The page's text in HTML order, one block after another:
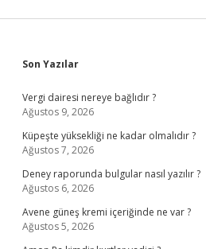
Sidebar
Son Yazılar
Vergi dairesi nereye bağlıdır ?
Ağustos 9, 2026
Küpeşte yüksekliği ne kadar olmalıdır ?
Ağustos 7, 2026
Deney raporunda bulgular nasıl yazılır ?
Ağustos 6, 2026
Avene güneş kremi içeriğinde ne var ?
Ağustos 5, 2026